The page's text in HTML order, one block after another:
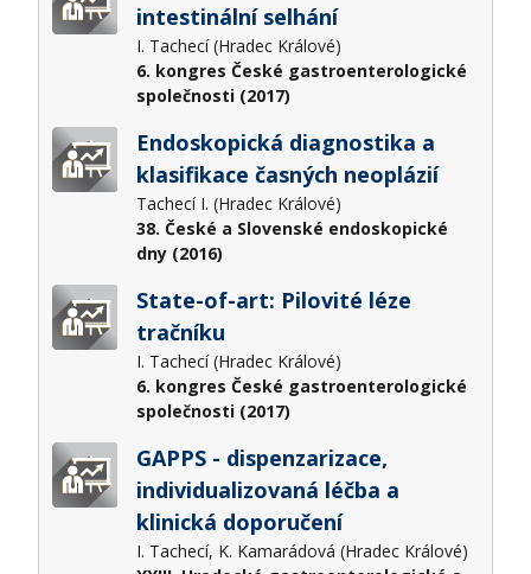
intestinální selhání
I. Tachecí (Hradec Králové)
6. kongres České gastroenterologické
společnosti (2017)
Endoskopická diagnostika a
klasifikace časných neoplázií
Tachecí I. (Hradec Králové)
38. České a Slovenské endoskopické
dny (2016)
State-of-art: Pilovité léze
tračníku
I. Tachecí (Hradec Králové)
6. kongres České gastroenterologické
společnosti (2017)
GAPPS - dispenzarizace,
individualizovaná léčba a
klinická doporučení
I. Tachecí, K. Kamarádová (Hradec Králové)